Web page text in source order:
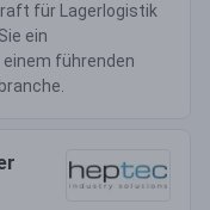
für Lagerlogistik
ein
führenden